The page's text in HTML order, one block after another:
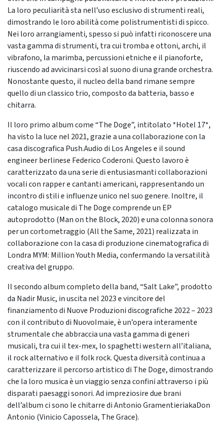
La loro peculiarità sta nell’uso esclusivo di strumenti reali,
dimostrando le loro abilità come polistrumentisti di spicco.
Nei loro arrangiamenti, spesso si può infatti riconoscere una
vasta gamma di strumenti, tra cui tromba e ottoni, archi, il
vibrafono, la marimba, percussioni etniche e il pianoforte,
riuscendo ad avvicinarsi così al suono di una grande orchestra.
Nonostante questo, il nucleo della band rimane sempre
quello di un classico trio, composto da batteria, basso e
chitarra.
Il loro primo album come “The Doge”, intitolato *Hotel 17*,
ha visto la luce nel 2021, grazie a una collaborazione con la
casa discografica Push.Audio di Los Angeles e il sound
engineer berlinese Federico Coderoni. Questo lavoro è
caratterizzato da una serie di entusiasmanti collaborazioni
vocali con rapper e cantanti americani, rappresentando un
incontro di stili e influenze unico nel suo genere. Inoltre, il
catalogo musicale di The Doge comprende un EP
autoprodotto (Man on the Block, 2020) e una colonna sonora
per un cortometraggio (All the Same, 2021) realizzata in
collaborazione con la casa di produzione cinematografica di
Londra MYM: Million Youth Media, confermando la versatilità
creativa del gruppo.
Il secondo album completo della band, “Salt Lake”, prodotto
da Nadir Music, in uscita nel 2023 e vincitore del
finanziamento di Nuove Produzioni discografiche 2022 – 2023
con il contributo di NuovoImaie, è un’opera interamente
strumentale che abbraccia una vasta gamma di generi
musicali, tra cui il tex-mex, lo spaghetti western all’italiana,
il rock alternativo e il folk rock. Questa diversità continua a
caratterizzare il percorso artistico di The Doge, dimostrando
che la loro musica è un viaggio senza confini attraverso i più
disparati paesaggi sonori. Ad impreziosire due brani
dell’album ci sono le chitarre di Antonio GramentieriakaDon
Antonio (Vinicio Capossela, The Grace).